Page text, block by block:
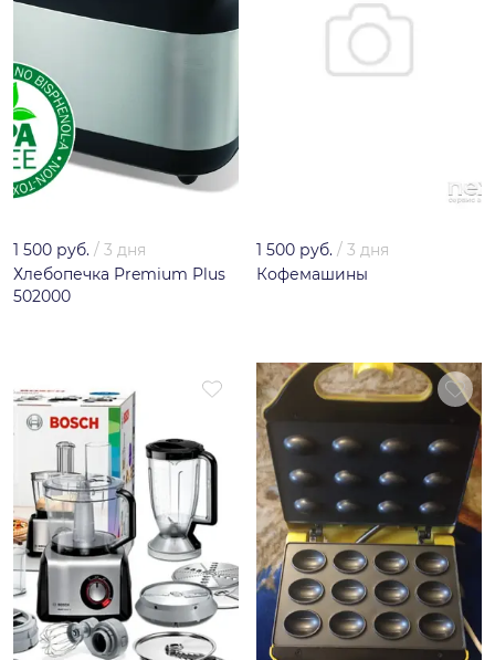
1 500 руб. / 3 дня
Хлебопечка Premium Plus
502000
1 500 руб. / 3 дня
Кофемашины